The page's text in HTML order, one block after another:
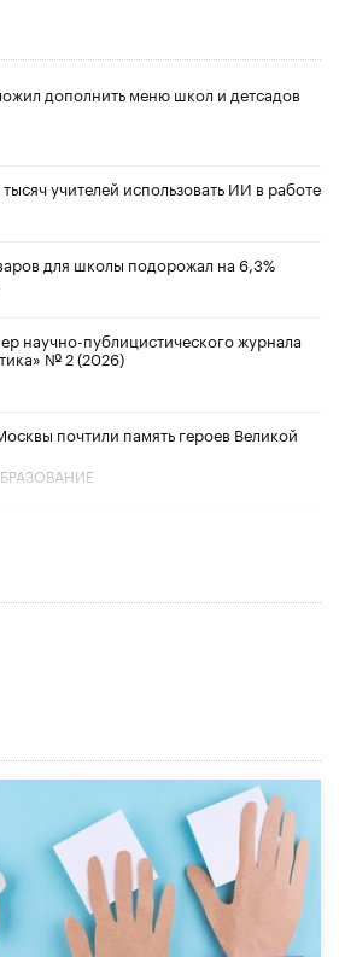
дополнить меню школ и детсадов
учителей использовать ИИ в работе
для школы подорожал на 6,3%
научно-публицистического журнала
№ 2 (2026)
почтили память героев Великой